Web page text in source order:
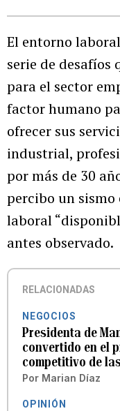
El entorno
serie de
para el sector
factor humano
ofrecer sus
industrial,
por más de 30
percibo un
laboral
antes observado.
RELACIONADAS
NEGOCIOS
Presidenta de
convertido en el
competitivo de
Por Marian Díaz
OPINIÓN